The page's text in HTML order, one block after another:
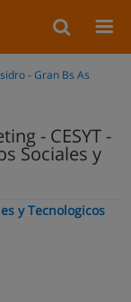
- Gran Bs As
- CESYT -
Sociales y
y Tecnologicos